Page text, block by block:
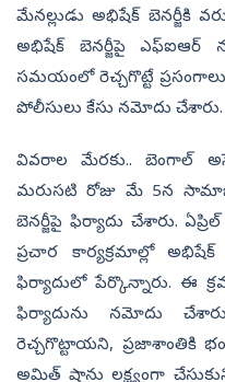
మేన‌ల్లుడు అభిషేక్ బెన‌ర్జీకి
అభిషేక్‌ బెనర్జీపై ఎఫ్‌ఐఆర్‌
సమయంలో రెచ్చగొట్టే
పోలీసులు కేసు నమోదు చేశారు.
వివరాల మేరకు.. బెంగాల్‌
మరుసటి రోజు మే 5న
బెనర్జీపై ఫిర్యాదు చేశారు.
ప్రచార కార్యక్రమాల్లో అభిషేక్
ఫిర్యాదులో పేర్కొన్నారు. ఈ
ఫిర్యాదును నమోదు
రెచ్చగొట్టాయని, ప్రజాశాంతికి
అమిత్ షాను లక్ష్యంగా